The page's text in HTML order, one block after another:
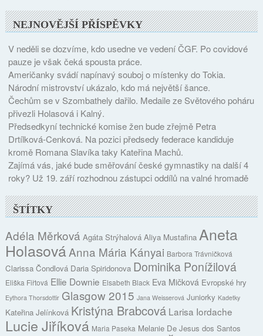
NEJNOVĚJŠÍ PŘÍSPĚVKY
V neděli se dozvíme, kdo usedne ve vedení ČGF. Po covidové
pauze je však čeká spousta práce.
Američanky svádí napínavý souboj o místenky do Tokia.
Národní mistrovství ukázalo, kdo má největší šance.
Čechům se v Szombathely dařilo. Medaile ze Světového poháru
přivezli Holasová i Kalný.
Předsedkyní technické komise žen bude zřejmě Petra
Drtílková-Cenková. Na pozici předsedy federace kandiduje
kromě Romana Slavíka taky Kateřina Machů.
Zajímá vás, jaké bude směřování české gymnastiky na další 4
roky? Už 19. září rozhodnou zástupci oddílů na valné hromadě
ŠTÍTKY
Adéla Měrková Agáta Strýhalová Aliya Mustafina Aneta
HolasováAnna Mária Kányai Barbora Trávničková
Clarissa Čondlová Daria Spiridonova Dominika Ponížilová
Eliška Fiřtová Ellie Downie Elsabeth Black Eva Mičková Evropské hry
Eythora Thorsdottir Glasgow 2015 Jana Weisserová Juniorky Kadetky
Kateřina Jelínková Kristýna Brabcová Larisa Iordache
Lucie Jiříková Maria Paseka Melanie De Jesus dos Santos